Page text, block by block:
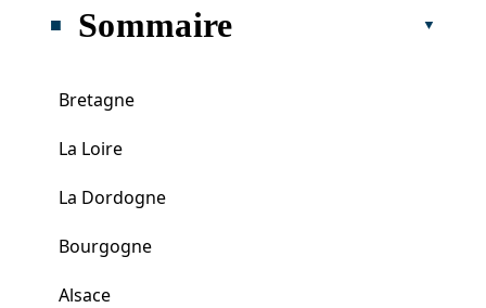
Sommaire
Bretagne
La Loire
La Dordogne
Bourgogne
Alsace